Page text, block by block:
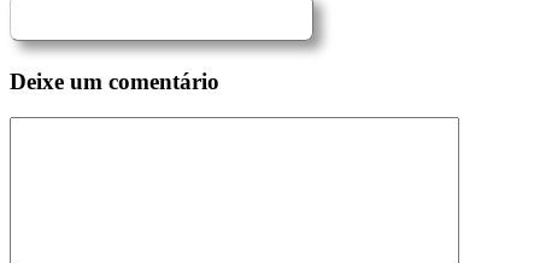
Deixe um comentário